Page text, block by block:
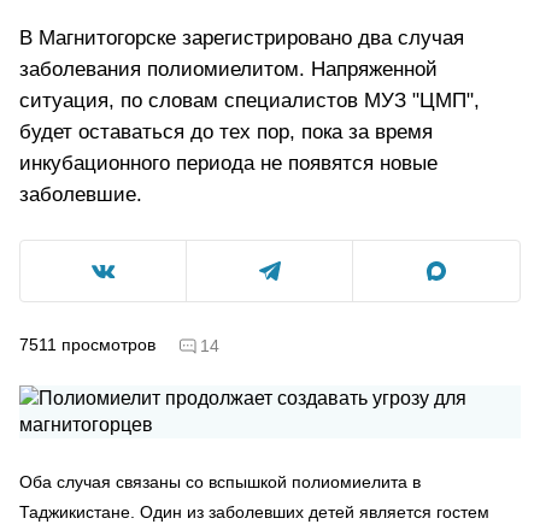
В Магнитогорске зарегистрировано два случая
заболевания полиомиелитом. Напряженной
ситуация, по словам специалистов МУЗ "ЦМП",
будет оставаться до тех пор, пока за время
инкубационного периода не появятся новые
заболевшие.
7511 просмотров 14
Оба случая связаны со вспышкой полиомиелита в
Таджикистане. Один из заболевших детей является гостем